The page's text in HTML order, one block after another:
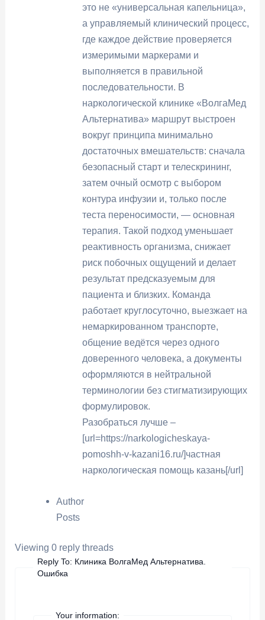
это не «универсальная капельница»,
а управляемый клинический процесс,
где каждое действие проверяется
измеримыми маркерами и
выполняется в правильной
последовательности. В
наркологической клинике «ВолгаМед
Альтернатива» маршрут выстроен
вокруг принципа минимально
достаточных вмешательств: сначала
безопасный старт и телескрининг,
затем очный осмотр с выбором
контура инфузии и, только после
теста переносимости, — основная
терапия. Такой подход уменьшает
реактивность организма, снижает
риск побочных ощущений и делает
результат предсказуемым для
пациента и близких. Команда
работает круглосуточно, выезжает на
немаркированном транспорте,
общение ведётся через одного
доверенного человека, а документы
оформляются в нейтральной
терминологии без стигматизирующих
формулировок.
Разобраться лучше –
[url=https://narkologicheskaya-
pomoshh-v-kazani16.ru/]частная
наркологическая помощь казань[/url]
Author
Posts
Viewing 0 reply threads
Reply To: Клиника ВолгаМед Альтернатива.
Ошибка
Your information: